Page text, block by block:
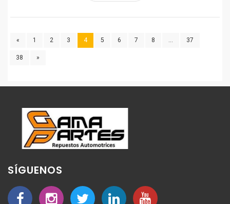
« 1 2 3 4 5 6 7 8 ... 37
38 »
SÍGUENOS